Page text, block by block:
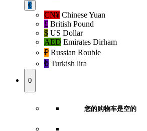
€
CN¥ Chinese Yuan
£ British Pound
$ US Dollar
AED Emirates Dirham
₽‎ Russian Rouble
₺‎ Turkish lira
0
您的购物车是空的